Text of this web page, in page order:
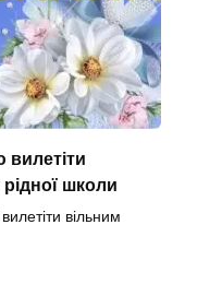
вилетіти
школи
вільним